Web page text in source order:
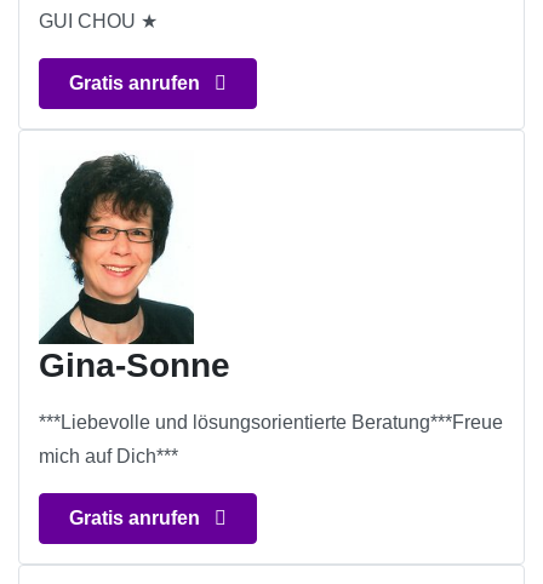
GUI CHOU ★
Gratis anrufen
Gina-Sonne
***Liebevolle und lösungsorientierte Beratung***Freue
mich auf Dich***
Gratis anrufen